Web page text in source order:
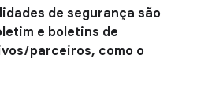
de segurança são
e boletins de
/ parceiros, como o